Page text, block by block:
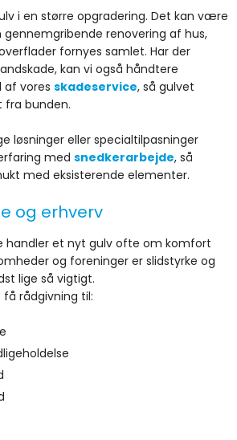
i en større opgradering. Det kan være
renovering af hus,
fornyes samlet. Har der
kan vi også håndtere
af vores skadeservice, så gulvet
fra bunden.
løsninger eller specialtilpasninger
med snedkerarbejde, så
med eksisterende elementer.
og erhverv
handler et nyt gulv ofte om komfort
og foreninger er slidstyrke og
lige så vigtigt.
rådgivning til: